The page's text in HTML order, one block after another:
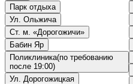
Парк отдыха
Ул. Ольжича
Ст. м. «Дорогожичи»
Бабин Яр
Поликлиника(по требованию
после 19:00)
Ул. Дорогожицкая